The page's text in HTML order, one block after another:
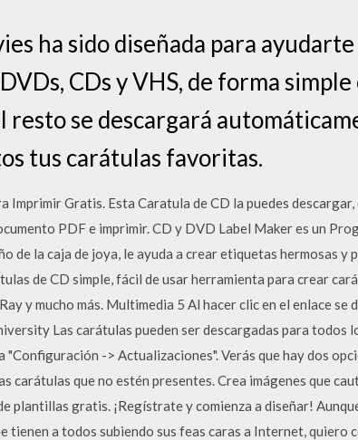
ha sido diseñada para
CDs y VHS, de forma
resto se descargará
tus carátulas favoritas.
Imprimir Gratis. Esta Caratula de CD la puedes
PDF e imprimir. CD y DVD Label Maker es un
de la caja de joya, le ayuda a crear etiquetas hermosas
de CD simple, fácil de usar herramienta para crear
y mucho más. Multimedia 5 Al hacer clic en el enlace
Las carátulas pueden ser descargadas para todos
"Configuración -> Actualizaciones". Verás que hay dos
carátulas que no estén presentes. Crea imágenes que
plantillas gratis. ¡Regístrate y comienza a diseñar!
tienen a todos subiendo sus feas caras a Internet, quiero